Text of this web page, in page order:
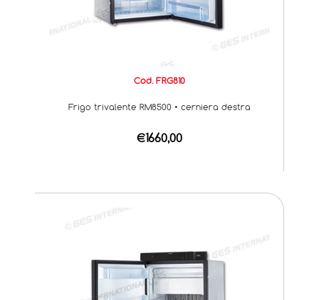
Cod. FRG810
Frigo trivalente RM8500 • cerniera destra
€1660,00